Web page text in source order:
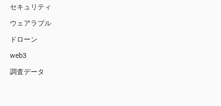
セキュリティ
ウェアラブル
ドローン
web3
調査データ